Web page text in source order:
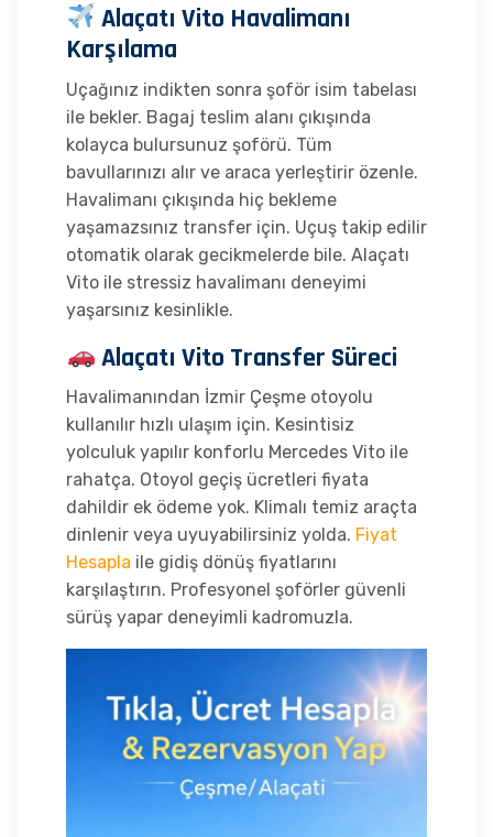
Alaçatı Vito Havalimanı
Karşılama
Uçağınız indikten sonra şoför isim tabelası
ile bekler. Bagaj teslim alanı çıkışında
kolayca bulursunuz şoförü. Tüm
bavullarınızı alır ve araca yerleştirir özenle.
Havalimanı çıkışında hiç bekleme
yaşamazsınız transfer için. Uçuş takip edilir
otomatik olarak gecikmelerde bile. Alaçatı
Vito ile stressiz havalimanı deneyimi
yaşarsınız kesinlikle.
Alaçatı Vito Transfer Süreci
Havalimanından İzmir Çeşme otoyolu
kullanılır hızlı ulaşım için. Kesintisiz
yolculuk yapılır konforlu Mercedes Vito ile
rahatça. Otoyol geçiş ücretleri fiyata
dahildir ek ödeme yok. Klimalı temiz araçta
dinlenir veya uyuyabilirsiniz yolda. Fiyat
Hesapla ile gidiş dönüş fiyatlarını
karşılaştırın. Profesyonel şoförler güvenli
sürüş yapar deneyimli kadromuzla.